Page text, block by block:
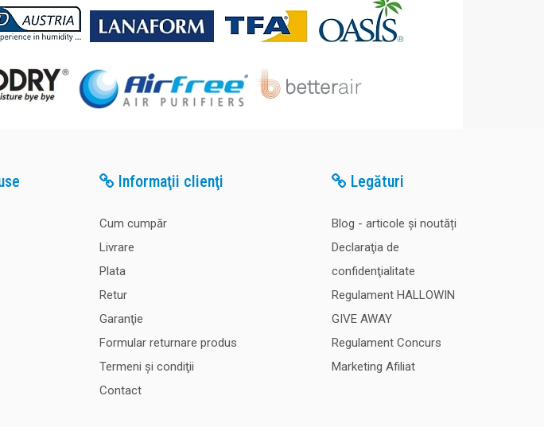
Informaţii clienţi
Cum cumpăr
Livrare
Plata
Retur
Garanţie
Formular returnare produs
Termeni şi condiţii
Contact
Legături
Blog - articole și noutăți
Declaraţia de
confidenţialitate
Regulament HALLOWIN
GIVE AWAY
Regulament Concurs
Marketing Afiliat